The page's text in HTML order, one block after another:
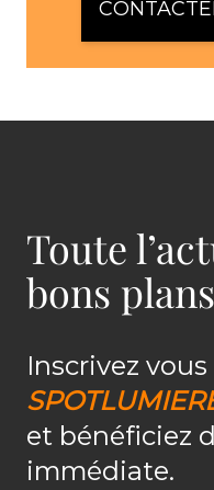
Toute
bons plans
Inscrivez
et bénéficiez
immédiate.